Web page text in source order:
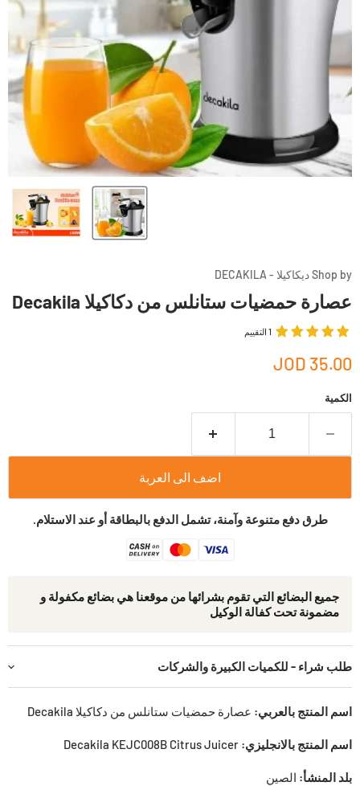
Shop by ديكاكيلا - DECAKILA
عصارة حمضيات ستانلس من دكاكيلا Decakila
1 التقييم
35.00 JOD
الكمية
اضف الى العربة
طرق دفع متنوعة وآمنة، تشمل الدفع بالبطاقة أو عند الاستلام.
جمیع البضائع التي تقوم بشرائھا من موقعنا ھي بضائع مكفولة و
مضمونة تحت كفالة الوكيل
طلب شراء - للكميات الكبيرة والشركات
اسم المنتج بالعربي: عصارة حمضيات ستانلس من دكاكيلا Decakila
اسم المنتج بالانجليزي:
بلد المنشأ: الصين